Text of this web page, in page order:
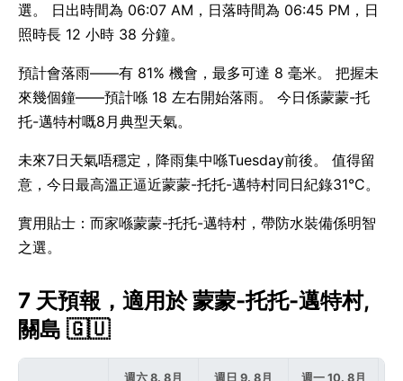
選。 日出時間為 06:07 AM，日落時間為 06:45 PM，日
照時長 12 小時 38 分鐘。
預計會落雨——有 81% 機會，最多可達 8 毫米。 把握未
來幾個鐘——預計喺 18 左右開始落雨。 今日係蒙蒙-托
托-邁特村嘅8月典型天氣。
未來7日天氣唔穩定，降雨集中喺Tuesday前後。 值得留
意，今日最高溫正逼近蒙蒙-托托-邁特村同日紀錄31°C。
實用貼士：而家喺蒙蒙-托托-邁特村，帶防水裝備係明智
之選。
7 天預報，適用於 蒙蒙-托托-邁特村,
關島 🇬🇺
週六 8. 8月 週日 9. 8月 週一 10. 8月